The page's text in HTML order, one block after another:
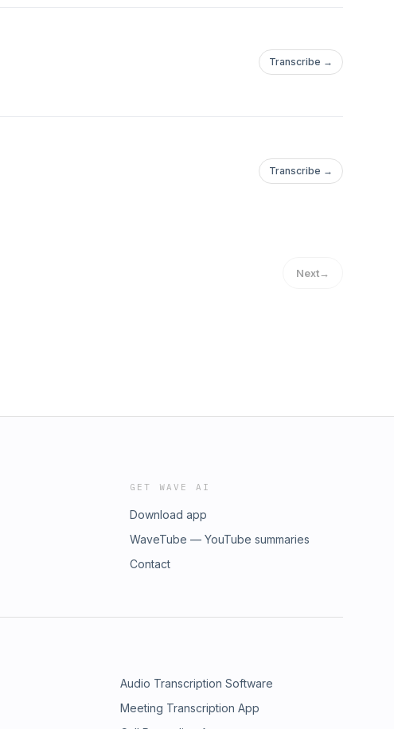
Transcribe →
Transcribe →
Next→
GET WAVE AI
Download app
WaveTube — YouTube summaries
Contact
Audio Transcription Software
Meeting Transcription App